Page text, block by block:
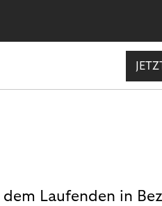
Laufenden in